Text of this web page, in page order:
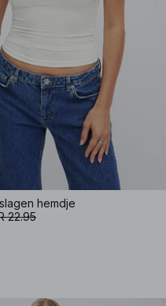
hemdje
22.95